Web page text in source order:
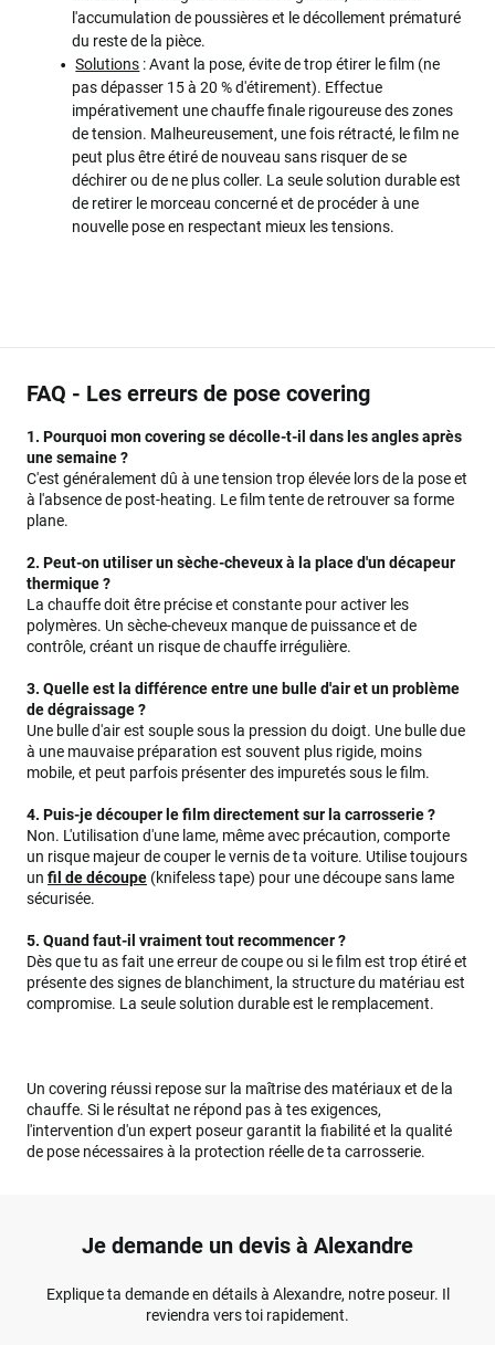
l'accumulation de poussières et le décollement prématuré
du reste de la pièce.
Solutions : Avant la pose, évite de trop étirer le film (ne
pas dépasser 15 à 20 % d'étirement). Effectue
impérativement une chauffe finale rigoureuse des zones
de tension. Malheureusement, une fois rétracté, le film ne
peut plus être étiré de nouveau sans risquer de se
déchirer ou de ne plus coller. La seule solution durable est
de retirer le morceau concerné et de procéder à une
nouvelle pose en respectant mieux les tensions.
FAQ - Les erreurs de pose covering
1. Pourquoi mon covering se décolle-t-il dans les angles après
une semaine ?
C'est généralement dû à une tension trop élevée lors de la pose et
à l'absence de post-heating. Le film tente de retrouver sa forme
plane.
2. Peut-on utiliser un sèche-cheveux à la place d'un décapeur
thermique ?
La chauffe doit être précise et constante pour activer les
polymères. Un sèche-cheveux manque de puissance et de
contrôle, créant un risque de chauffe irrégulière.
3. Quelle est la différence entre une bulle d'air et un problème
de dégraissage ?
Une bulle d'air est souple sous la pression du doigt. Une bulle due
à une mauvaise préparation est souvent plus rigide, moins
mobile, et peut parfois présenter des impuretés sous le film.
4. Puis-je découper le film directement sur la carrosserie ?
Non. L'utilisation d'une lame, même avec précaution, comporte
un risque majeur de couper le vernis de ta voiture. Utilise toujours
un fil de découpe (knifeless tape) pour une découpe sans lame
sécurisée.
5. Quand faut-il vraiment tout recommencer ?
Dès que tu as fait une erreur de coupe ou si le film est trop étiré et
présente des signes de blanchiment, la structure du matériau est
compromise. La seule solution durable est le remplacement.
Un covering réussi repose sur la maîtrise des matériaux et de la
chauffe. Si le résultat ne répond pas à tes exigences,
l'intervention d'un expert poseur garantit la fiabilité et la qualité
de pose nécessaires à la protection réelle de ta carrosserie.
Je demande un devis à Alexandre
Explique ta demande en détails à Alexandre, notre poseur. Il
reviendra vers toi rapidement.